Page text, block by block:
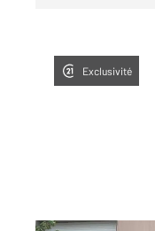
Exclusivité